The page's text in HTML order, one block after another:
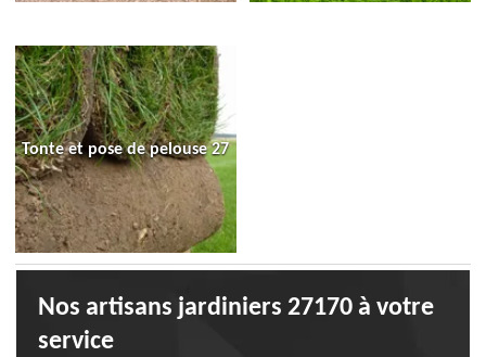
Tonte et pose de pelouse 27
Nos artisans jardiniers 27170 à votre
service